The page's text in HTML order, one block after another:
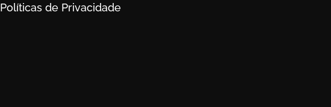
Políticas de Privacidade